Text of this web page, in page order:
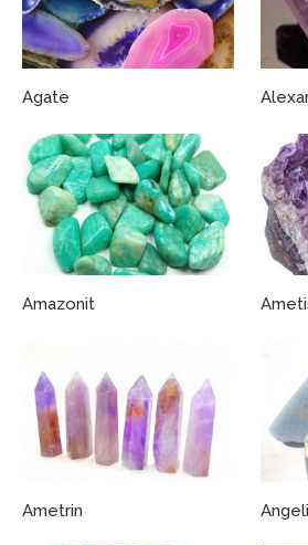
Agate
Amazonit
Ametrin